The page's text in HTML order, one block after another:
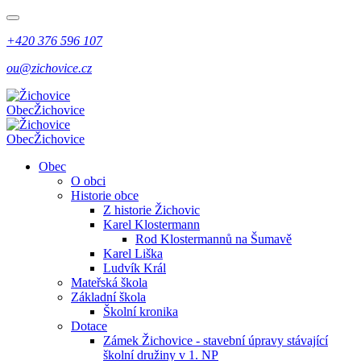
+420 376 596 107
ou@zichovice.cz
ObecŽichovice
ObecŽichovice
Obec
O obci
Historie obce
Z historie Žichovic
Karel Klostermann
Rod Klostermannů na Šumavě
Karel Liška
Ludvík Král
Mateřská škola
Základní škola
Školní kronika
Dotace
Zámek Žichovice - stavební úpravy stávající
školní družiny v 1. NP